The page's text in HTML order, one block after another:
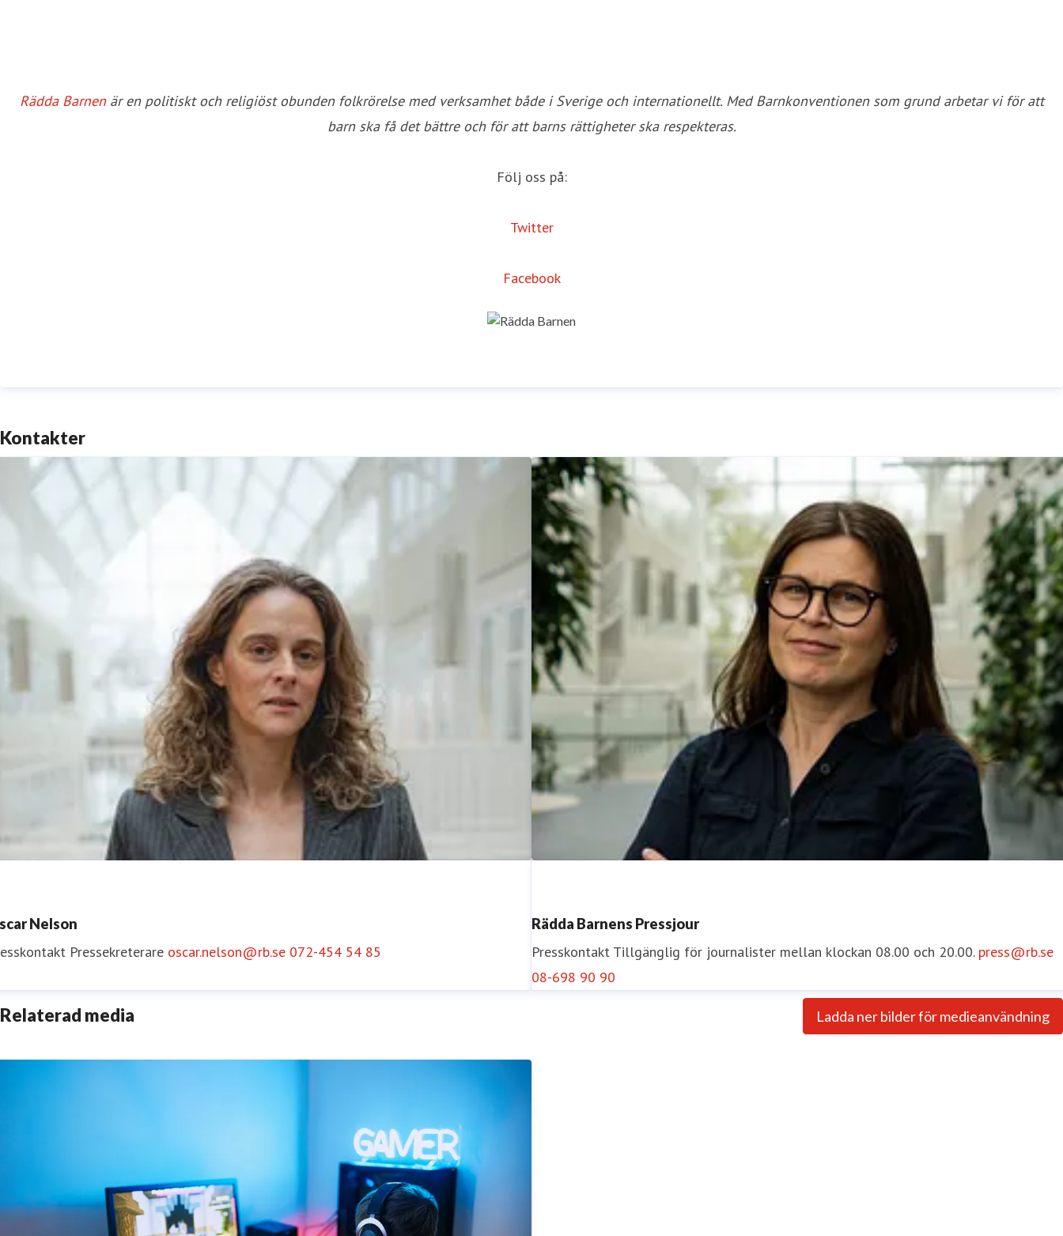
Rädda Barnen är en politiskt och religiöst obunden folkrörelse med verksamhet både i Sverige och internationellt. Med Barnkonventionen som grund arbetar vi för att
barn ska få det bättre och för att barns rättigheter ska respekteras.
Följ oss på:
Twitter
Facebook
Kontakter
Nelson
Pressekreterare oscar.nelson@rb.se 072-454 54 85
Rädda Barnens Pressjour
Presskontakt Tillgänglig för journalister mellan klockan 08.00 och 20.00. press@rb.se
08-698 90 90
Relaterad media Ladda ner bilder för medieanvändning